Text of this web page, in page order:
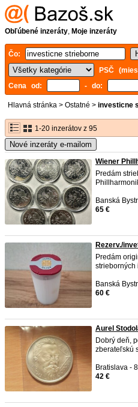
Obľúbené inzeráty, Moje inzeráty
Čo:
PSČ
Cena od:
- do:
Hlavná stránka > Ostatné > investicne
1-20 inzerátov z 95
Nové inzeráty e-mailom
Wiener
Predám
Banská
65 €
Rezerv./
Predám
strieborných
Banská
60 €
Aurel
Dobrý deň,
zberateľskú
Bratislava -
42 €